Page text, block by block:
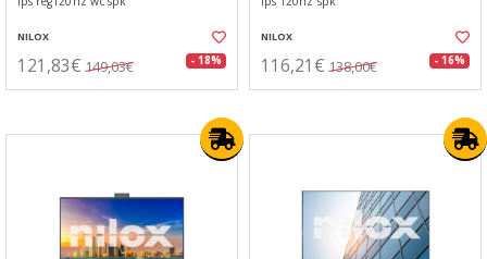
NILOX
121,83€ 149,03€ - 18%
NILOX
116,21€ 138,00€ - 16%